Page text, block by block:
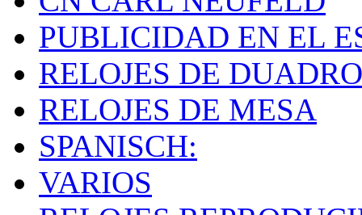
PUBLICIDAD EN EL
RELOJES DE
RELOJES DE MESA
SPANISCH:
VARIOS